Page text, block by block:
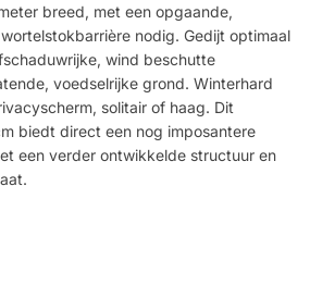
breed, met een opgaande,
nodig. Gedijt optimaal
wind beschutte
voedselrijke grond. Winterhard
solitair of haag. Dit
biedt direct een nog imposantere
een verder ontwikkelde structuur en